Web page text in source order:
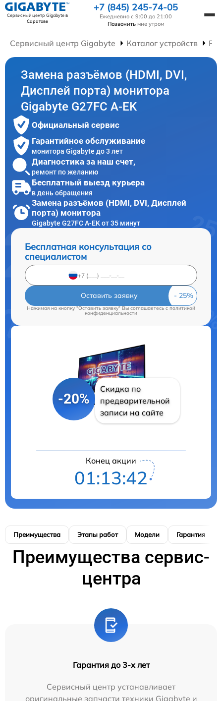
Сервисный центр Gigabyteв
Саратове
+7 (845) 245-74-05
Ежедневно с 9:00 до 21:00
Позвонить мне утром
Сервисный центр Gigabyte Каталог устройств
Замена разъёмов (HDMI, DVI,
Дисплей порта) монитора
Gigabyte G27FC A-EK
Официальный сервис
Гарантийное обслуживание
монитора Gigabyte до 3 лет
Диагностика за наш счет,
ремонт по желанию
Бесплатный выезд курьера
в день обращения
Замена разъёмов (HDMI, DVI, Дисплей
порта) монитора
Gigabyte G27FC A-EK от 35 минут
Бесплатная консультация со
специалистом
Оставить заявку
Нажимая на кнопку "Оставить заявку" Вы соглашаетесь cполитикой
конфиденциальности
-20%
Скидка по
предварительной
записи на сайте
Конец акции
01:13:41
Преимущества Этапы работ Модели Гарантия
Преимущества сервис-
центра
Гарантия до 3-х лет
Сервисный центр устанавливает
оригинальные запчасти техники Gigabyte и